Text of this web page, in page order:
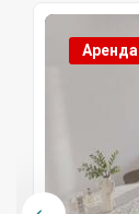
Аренда